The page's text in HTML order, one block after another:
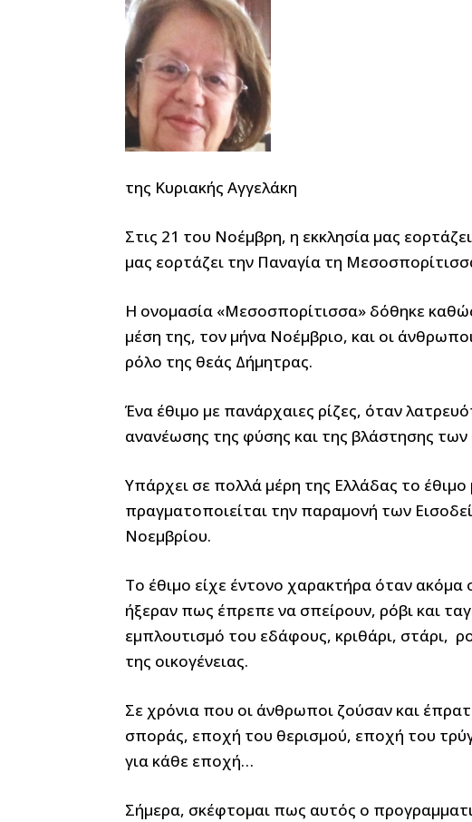
της Κυριακής Αγγελάκη
Στις 21 του Νοέμβρη, η εκκλησία μας
μας εορτάζει την Παναγία τη
Η ονομασία «Μεσοσπορίτισσα» δόθηκε
μέση της, τον μήνα Νοέμβριο, και οι
ρόλο της θεάς Δήμητρας.
Ένα έθιμο με πανάρχαιες ρίζες, όταν
ανανέωσης της φύσης και της βλάστησης των
Υπάρχει σε πολλά μέρη της Ελλάδας το
πραγματοποιείται την παραμονή των
Νοεμβρίου.
Το έθιμο είχε έντονο χαρακτήρα όταν ακόμα
ήξεραν πως έπρεπε να σπείρουν, ρόβι και
εμπλουτισμό του εδάφους, κριθάρι, στάρι,
της οικογένειας.
Σε χρόνια που οι άνθρωποι ζούσαν και
σποράς, εποχή του θερισμού, εποχή του
για κάθε εποχή…
Σήμερα, σκέφτομαι πως αυτός ο